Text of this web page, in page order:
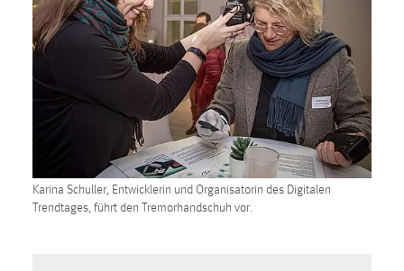
Karina Schuller, Entwicklerin und Organisatorin des Digitalen
Trendtages, führt den Tremorhandschuh vor.